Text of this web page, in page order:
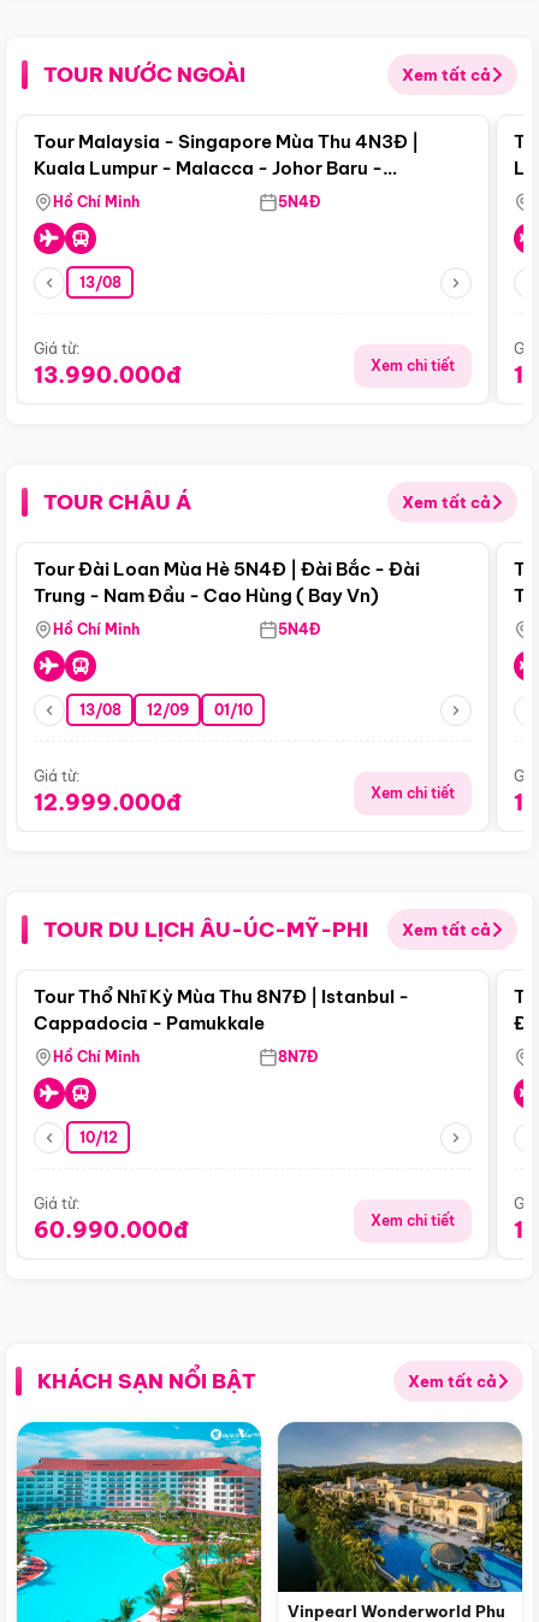
TOUR NƯỚC NGOÀI Xem tất cả
Điểm nổi bật
Tour Malaysia - Singapore Mùa Thu 4N3Đ |
Kuala Lumpur - Malacca - Johor Baru -
Singapore
Hồ Chí Minh 5N4Đ
13/08
Giá từ:
13.990.000đ Xem chi tiết
TOUR CHÂU Á Xem tất cả
Điểm nổi bật
Tour Đài Loan Mùa Hè 5N4Đ | Đài Bắc - Đài
Trung - Nam Đầu - Cao Hùng ( Bay Vn)
Hồ Chí Minh 5N4Đ
13/08 12/09 01/10
Giá từ:
12.999.000đ Xem chi tiết
TOUR DU LỊCH ÂU-ÚC-MỸ-PHI Xem tất cả
Điểm nổi bật
Tour Thổ Nhĩ Kỳ Mùa Thu 8N7Đ | Istanbul -
Cappadocia - Pamukkale
Hồ Chí Minh 8N7Đ
10/12
Giá từ:
60.990.000đ Xem chi tiết
KHÁCH SẠN NỔI BẬT Xem tất cả
Vinpearl Wonderworld Phu